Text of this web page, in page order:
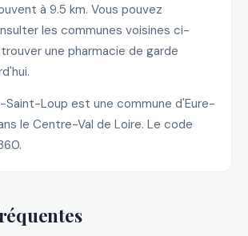
à 9.5 km. Vous pouvez
les communes voisines ci-
une pharmacie de garde
Saint-Loup est une commune d'Eure-
le Centre-Val de Loire. Le code